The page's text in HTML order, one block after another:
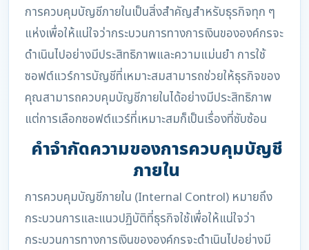
การควบคุมบัญชีภายในเป็นสิ่งสำคัญสำหรับธุรกิจทุก ๆ
แห่งเพื่อให้แน่ใจว่ากระบวนการทางการเงินขององค์กรจะ
ดำเนินไปอย่างมีประสิทธิภาพและความแม่นยำ การใช้
ซอฟต์แวร์การบัญชีที่เหมาะสมสามารถช่วยให้ธุรกิจของ
คุณสามารถควบคุมบัญชีภายในได้อย่างมีประสิทธิภาพ
แต่การเลือกซอฟต์แวร์ที่เหมาะสมก็เป็นเรื่องที่ซับซ้อน
คำจำกัดความของการควบคุมบัญชี
ภายใน
การควบคุมบัญชีภายใน (Internal Control) หมายถึง
กระบวนการและแนวปฏิบัติที่ธุรกิจใช้เพื่อให้แน่ใจว่า
กระบวนการทางการเงินขององค์กรจะดำเนินไปอย่างมี